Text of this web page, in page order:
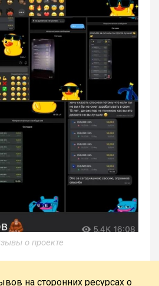
о проекте
на сторонних ресурсах о